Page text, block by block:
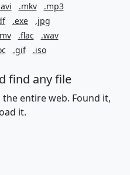
.mkv
.mp3
.exe
.jpg
.flac
.wav
.gif .iso
find any file
entire web. Found it,
it.